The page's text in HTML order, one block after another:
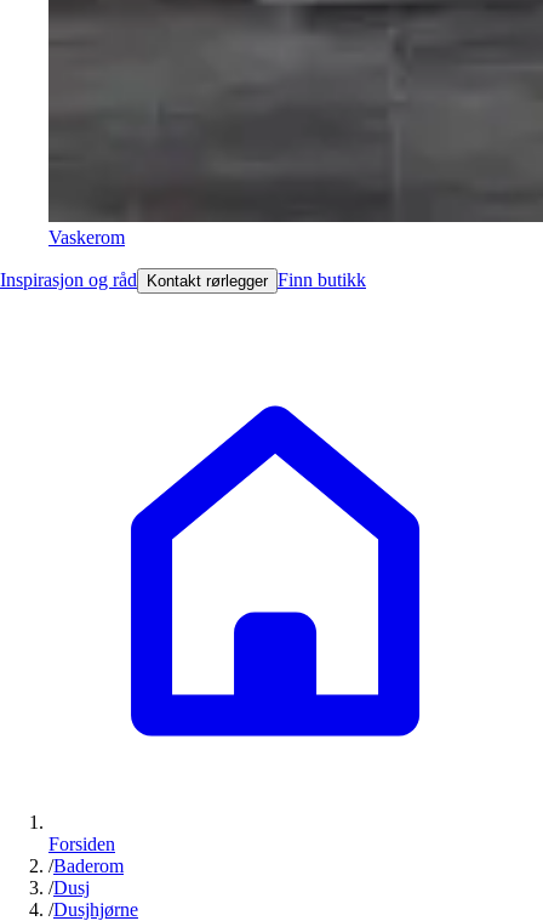
Vaskerom
Inspirasjon og råd Kontakt rørlegger Finn butikk
Forsiden
/Baderom
/Dusj
/Dusjhjørne